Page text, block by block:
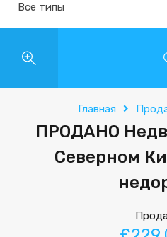
Все типы
Главная
ПРОДАНО
Северном